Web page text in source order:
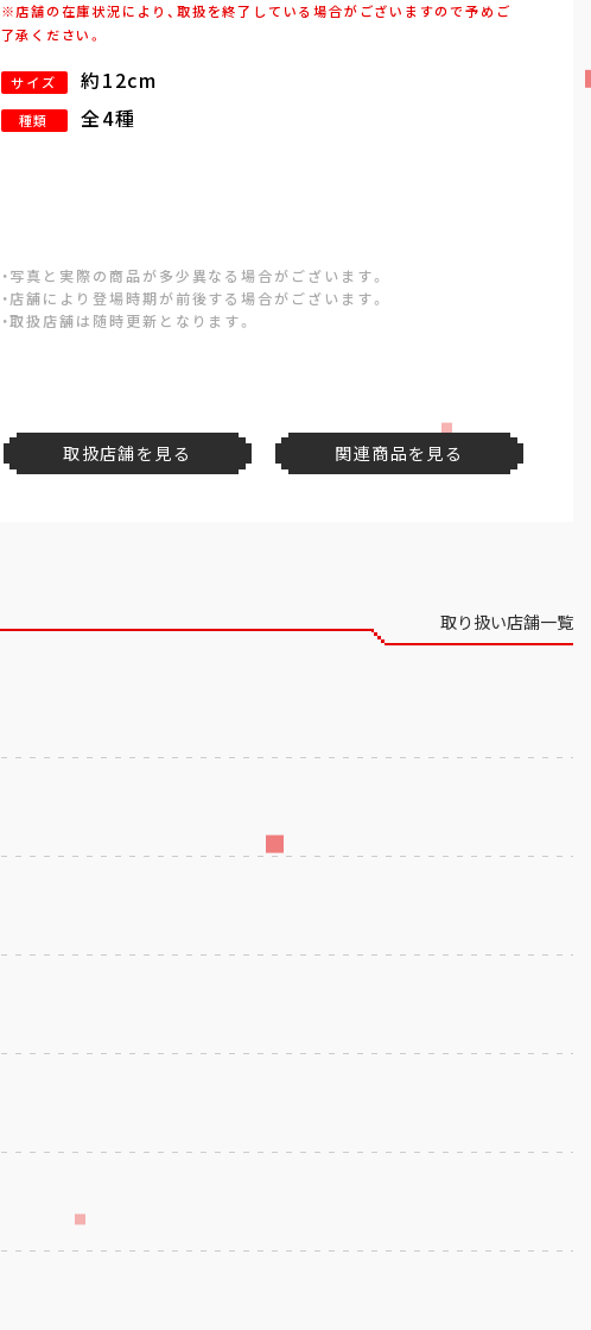
※店舗の在庫状況により、取扱を終了している場合がございますので予めご
了承ください。
サイズ 約12cm
種類 全4種
・写真と実際の商品が多少異なる場合がございます。
・店舗により登場時期が前後する場合がございます。
・取扱店舗は随時更新となります。
取扱店舗を見る 関連商品を見る
取り扱い店舗一覧